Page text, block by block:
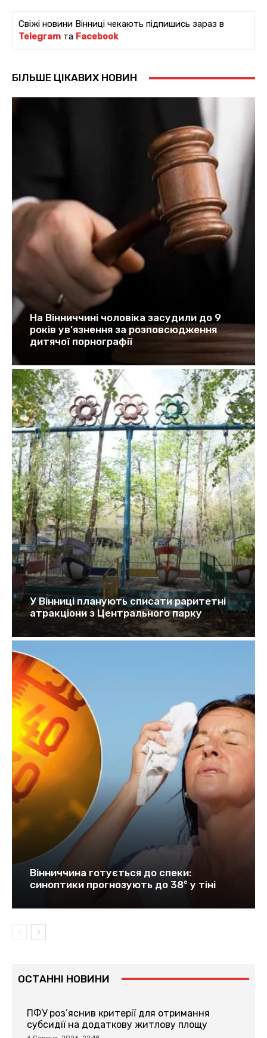
Свіжі новини Вінниці чекають підпишись зараз в
Telegram та Facebook
БІЛЬШЕ ЦІКАВИХ НОВИН
На Вінниччині чоловіка засудили до 9
років ув’язнення за розповсюдження
дитячої порнографії
У Вінниці планують списати раритетні
атракціони з Центрального парку
Вінниччина готується до спеки:
синоптики прогнозують до 38° у тіні
ОСТАННІ НОВИНИ
ПФУ роз’яснив критерії для отримання
субсидії на додаткову житлову площу